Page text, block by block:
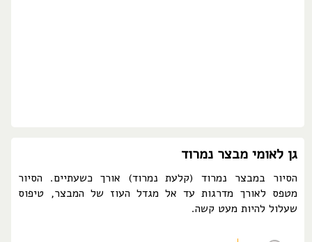
גן לאומי מבצר נמרוד
הסיור במבצר נמרוד (קלעת נמרוד) אורך כשעתיים. הסיור
מטפס לאורך מדרגות עד אל מגדל העוז של המבצר, טיפוס
שעלול להיות מעט קשה.